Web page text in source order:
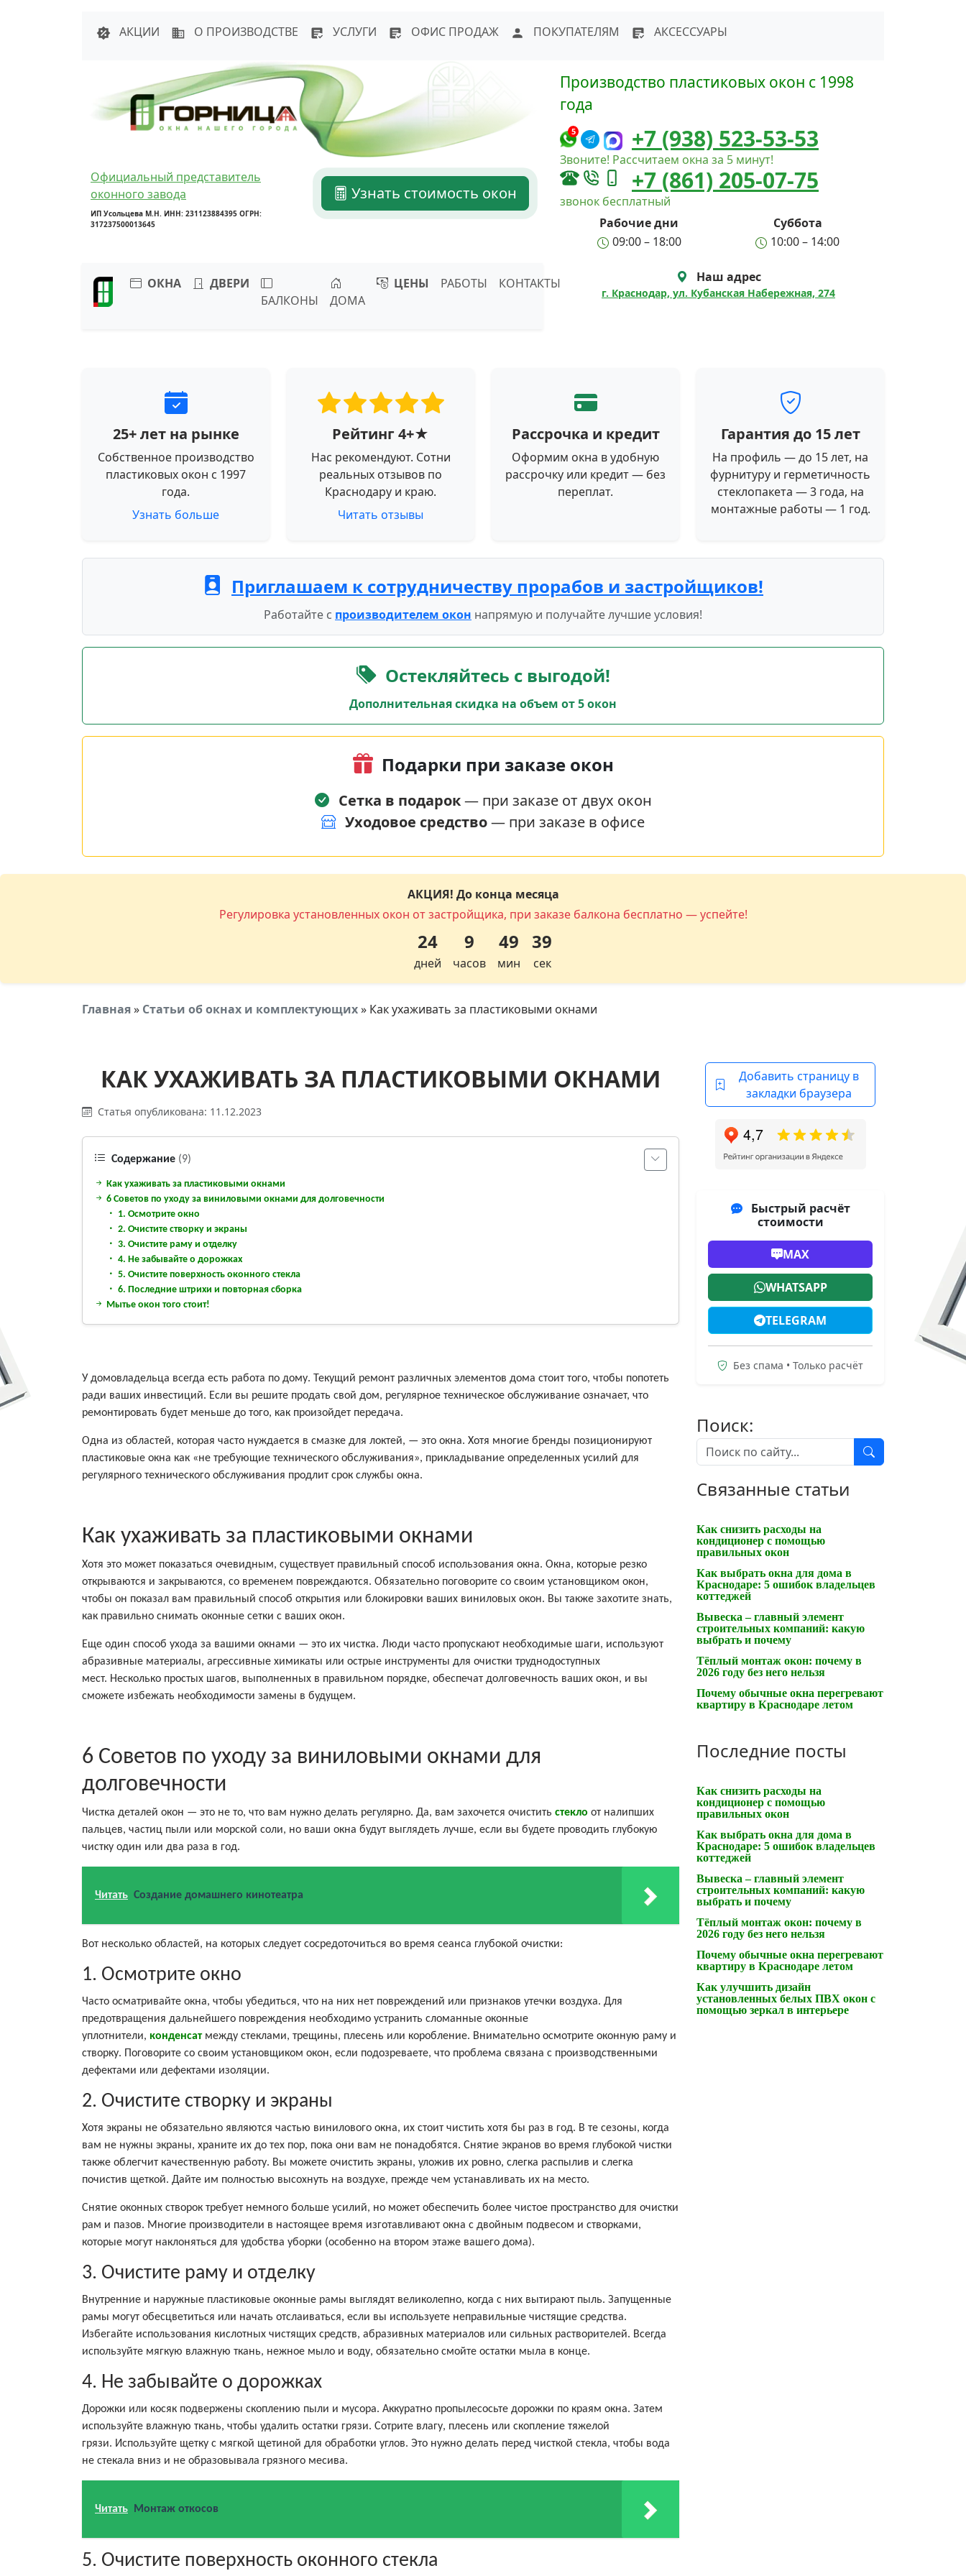
АКЦИИ
О ПРОИЗВОДСТВЕ УСЛУГИ ОФИС ПРОДАЖ ПОКУПАТЕЛЯМ АКСЕССУАРЫ
Официальный представитель
оконного завода
ИП Усольцева М.Н. ИНН: 231123884395 ОГРН:
317237500013645
Узнать стоимость окон
ОКНА
ДВЕРИ
БАЛКОНЫ
ДОМА
ЦЕНЫ РАБОТЫ КОНТАКТЫ
Производство пластиковых окон с 1998
года
5 +7 (938) 523-53-53
Звоните! Рассчитаем окна за 5 минут!
+7 (861) 205-07-75
звонок бесплатный
Рабочие дни
Суббота
09:00 – 18:00
10:00 – 14:00
Наш адрес
г. Краснодар, ул. Кубанская Набережная, 274
25+ лет на рынке
Собственное производство
пластиковых окон с 1997
года.
Узнать больше
Рейтинг 4+★
Нас рекомендуют. Сотни
реальных отзывов по
Краснодару и краю.
Читать отзывы
Рассрочка и кредит
Оформим окна в удобную
рассрочку или кредит — без
переплат.
Гарантия до 15 лет
На профиль — до 15 лет, на
фурнитуру и герметичность
стеклопакета — 3 года, на
монтажные работы — 1 год.
Приглашаем к сотрудничеству прорабов и застройщиков!
Работайте с производителем окон напрямую и получайте лучшие условия!
Остекляйтесь с выгодой!
Дополнительная скидка на объем от 5 окон
Подарки при заказе окон
Сетка в подарок— при заказе от двух окон
Уходовое средство— при заказе в офисе
АКЦИЯ! До конца месяца
Регулировка установленных окон от застройщика, при заказе балкона бесплатно — успейте!
24
дней
9
часов
49
мин
38
сек
Главная» Статьи об окнах и комплектующих» Как ухаживать за пластиковыми окнами
КАК УХАЖИВАТЬ ЗА ПЛАСТИКОВЫМИ ОКНАМИ
Статья опубликована: 11.12.2023
Содержание (9)
Как ухаживать за пластиковыми окнами
6 Советов по уходу за виниловыми окнами для долговечности
1. Осмотрите окно
2. Очистите створку и экраны
3. Очистите раму и отделку
4. Не забывайте о дорожках
5. Очистите поверхность оконного стекла
6. Последние штрихи и повторная сборка
Мытье окон того стоит!
У домовладельца всегда есть работа по дому. Текущий ремонт различных элементов дома стоит того, чтобы попотеть
ради ваших инвестиций. Если вы решите продать свой дом, регулярное техническое обслуживание означает, что
ремонтировать будет меньше до того, как произойдет передача.
Одна из областей, которая часто нуждается в смазке для локтей, — это окна. Хотя многие бренды позиционируют
пластиковые окна как «не требующие технического обслуживания», прикладывание определенных усилий для
регулярного технического обслуживания продлит срок службы окна.
Как ухаживать за пластиковыми окнами
Хотя это может показаться очевидным, существует правильный способ использования окна. Окна, которые резко
открываются и закрываются, со временем повреждаются. Обязательно поговорите со своим установщиком окон,
чтобы он показал вам правильный способ открытия или блокировки ваших виниловых окон. Вы также захотите знать,
как правильно снимать оконные сетки с ваших окон.
Еще один способ ухода за вашими окнами — это их чистка. Люди часто пропускают необходимые шаги, используют
абразивные материалы, агрессивные химикаты или острые инструменты для очистки труднодоступных
мест. Несколько простых шагов, выполненных в правильном порядке, обеспечат долговечность ваших окон, и вы
сможете избежать необходимости замены в будущем.
6 Советов по уходу за виниловыми окнами для
долговечности
Чистка деталей окон — это не то, что вам нужно делать регулярно. Да, вам захочется очистить стекло от налипших
пальцев, частиц пыли или морской соли, но ваши окна будут выглядеть лучше, если вы будете проводить глубокую
чистку один или два раза в год.
Читать Создание домашнего кинотеатра
Вот несколько областей, на которых следует сосредоточиться во время сеанса глубокой очистки:
1. Осмотрите окно
Часто осматривайте окна, чтобы убедиться, что на них нет повреждений или признаков утечки воздуха. Для
предотвращения дальнейшего повреждения необходимо устранить сломанные оконные
уплотнители, конденсатмежду стеклами, трещины, плесень или коробление. Внимательно осмотрите оконную раму и
створку. Поговорите со своим установщиком окон, если подозреваете, что проблема связана с производственными
дефектами или дефектами изоляции.
2. Очистите створку и экраны
Хотя экраны не обязательно являются частью винилового окна, их стоит чистить хотя бы раз в год. В те сезоны, когда
вам не нужны экраны, храните их до тех пор, пока они вам не понадобятся. Снятие экранов во время глубокой чистки
также облегчит качественную работу. Вы можете очистить экраны, уложив их ровно, слегка распылив и слегка
почистив щеткой. Дайте им полностью высохнуть на воздухе, прежде чем устанавливать их на место.
Снятие оконных створок требует немного больше усилий, но может обеспечить более чистое пространство для очистки
рам и пазов. Многие производители в настоящее время изготавливают окна с двойным подвесом и створками,
которые могут наклоняться для удобства уборки (особенно на втором этаже вашего дома).
3. Очистите раму и отделку
Внутренние и наружные пластиковые оконные рамы выглядят великолепно, когда с них вытирают пыль. Запущенные
рамы могут обесцветиться или начать отслаиваться, если вы используете неправильные чистящие средства.
Избегайте использования кислотных чистящих средств, абразивных материалов или сильных растворителей. Всегда
используйте мягкую влажную ткань, нежное мыло и воду, обязательно смойте остатки мыла в конце.
4. Не забывайте о дорожках
Дорожки или косяк подвержены скоплению пыли и мусора. Аккуратно пропылесосьте дорожки по краям окна. Затем
используйте влажную ткань, чтобы удалить остатки грязи. Сотрите влагу, плесень или скопление тяжелой
грязи. Используйте щетку с мягкой щетиной для обработки углов. Это нужно делать перед чисткой стекла, чтобы вода
не стекала вниз и не образовывала грязного месива.
Читать Монтаж откосов
5. Очистите поверхность оконного стекла
Добавить страницу в
закладки браузера
Быстрый расчёт
стоимости
MAX
WHATSAPP
TELEGRAM
Без спама • Только расчёт
Поиск:
Связанные статьи
Как снизить расходы на
кондиционер с помощью
правильных окон
Как выбрать окна для дома в
Краснодаре: 5 ошибок владельцев
коттеджей
Вывеска – главный элемент
строительных компаний: какую
выбрать и почему
Тёплый монтаж окон: почему в
2026 году без него нельзя
Почему обычные окна перегревают
квартиру в Краснодаре летом
Последние посты
Как снизить расходы на
кондиционер с помощью
правильных окон
Как выбрать окна для дома в
Краснодаре: 5 ошибок владельцев
коттеджей
Вывеска – главный элемент
строительных компаний: какую
выбрать и почему
Тёплый монтаж окон: почему в
2026 году без него нельзя
Почему обычные окна перегревают
квартиру в Краснодаре летом
Как улучшить дизайн
установленных белых ПВХ окон с
помощью зеркал в интерьере